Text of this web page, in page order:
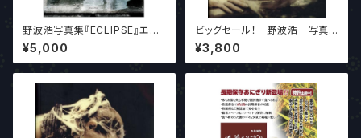
野波浩写真集『ECLIPSE』エク
リプス 最新版
¥5,000
ビッグセール！ 野波浩 写真
集『MOUSA』ハードカバー
¥3,800